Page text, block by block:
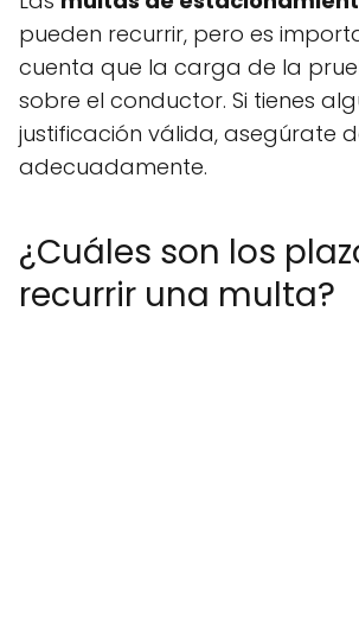
pueden recurrir, pero es
cuenta que la carga de la
sobre el conductor. Si tienes
justificación válida, asegúrate
adecuadamente.
¿Cuáles son los
recurrir una multa?